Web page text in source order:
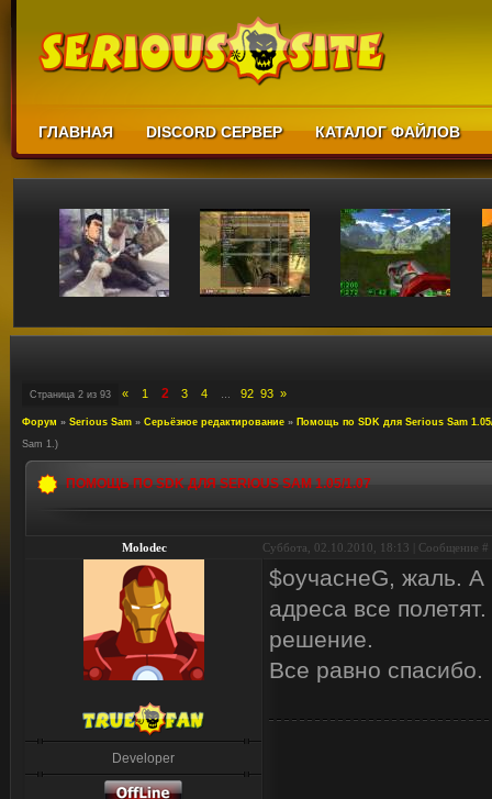
ГЛАВНАЯ DISCORD СЕРВЕР КАТАЛОГ ФАЙЛОВ
Страница 2 из 93 « 1 2 3 4 … 92 93 »
Форум » Serious Sam » Серьёзное редактирование » Помощь по SDK для Serious Sam
Sam 1.)
ПОМОЩЬ ПО SDK ДЛЯ SERIOUS SAM 1.05/1.07
Molodec Суббота, 02.10.2010, 18:13 | Сообщение #
Developer
$оучаснеG, жаль. А
адреса все
решение.
Все равно спасибо.